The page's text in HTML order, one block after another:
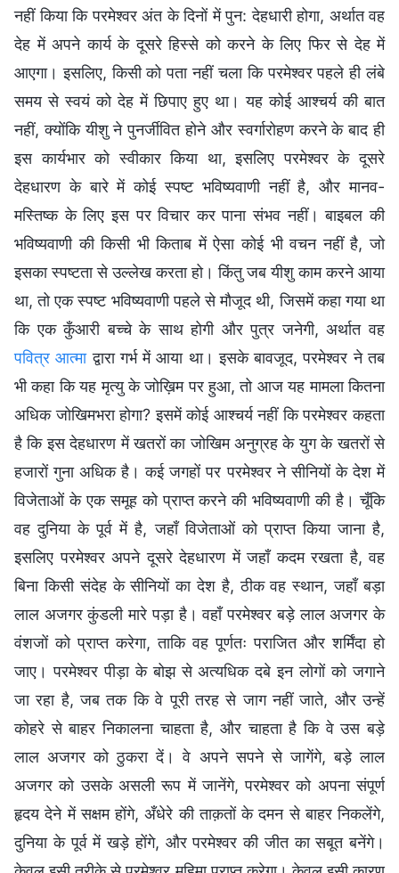
नहीं किया कि परमेश्वर अंत के दिनों में पुन: देहधारी होगा, अर्थात वह
देह में अपने कार्य के दूसरे हिस्से को करने के लिए फिर से देह में
आएगा। इसलिए, किसी को पता नहीं चला कि परमेश्वर पहले ही लंबे
समय से स्वयं को देह में छिपाए हुए था। यह कोई आश्चर्य की बात
नहीं, क्योंकि यीशु ने पुनर्जीवित होने और स्वर्गारोहण करने के बाद ही
इस कार्यभार को स्वीकार किया था, इसलिए परमेश्वर के दूसरे
देहधारण के बारे में कोई स्पष्ट भविष्यवाणी नहीं है, और मानव-
मस्तिष्क के लिए इस पर विचार कर पाना संभव नहीं। बाइबल की
भविष्यवाणी की किसी भी किताब में ऐसा कोई भी वचन नहीं है, जो
इसका स्पष्टता से उल्लेख करता हो। किंतु जब यीशु काम करने आया
था, तो एक स्पष्ट भविष्यवाणी पहले से मौजूद थी, जिसमें कहा गया था
कि एक कुँआरी बच्चे के साथ होगी और पुत्र जनेगी, अर्थात वह
पवित्र आत्माद्वारा गर्भ में आया था। इसके बावजूद, परमेश्वर ने तब
भी कहा कि यह मृत्यु के जोख़िम पर हुआ, तो आज यह मामला कितना
अधिक जोखिमभरा होगा? इसमें कोई आश्चर्य नहीं कि परमेश्वर कहता
है कि इस देहधारण में खतरों का जोखिम अनुग्रह के युग के खतरों से
हजारों गुना अधिक है। कई जगहों पर परमेश्वर ने सीनियों के देश में
विजेताओं के एक समूह को प्राप्त करने की भविष्यवाणी की है। चूँकि
वह दुनिया के पूर्व में है, जहाँ विजेताओं को प्राप्त किया जाना है,
इसलिए परमेश्वर अपने दूसरे देहधारण में जहाँ कदम रखता है, वह
बिना किसी संदेह के सीनियों का देश है, ठीक वह स्थान, जहाँ बड़ा
लाल अजगर कुंडली मारे पड़ा है। वहाँ परमेश्वर बड़े लाल अजगर के
वंशजों को प्राप्त करेगा, ताकि वह पूर्णतः पराजित और शर्मिंदा हो
जाए। परमेश्वर पीड़ा के बोझ से अत्यधिक दबे इन लोगों को जगाने
जा रहा है, जब तक कि वे पूरी तरह से जाग नहीं जाते, और उन्हें
कोहरे से बाहर निकालना चाहता है, और चाहता है कि वे उस बड़े
लाल अजगर को ठुकरा दें। वे अपने सपने से जागेंगे, बड़े लाल
अजगर को उसके असली रूप में जानेंगे, परमेश्वर को अपना संपूर्ण
हृदय देने में सक्षम होंगे, अँधेरे की ताक़तों के दमन से बाहर निकलेंगे,
दुनिया के पूर्व में खड़े होंगे, और परमेश्वर की जीत का सबूत बनेंगे।